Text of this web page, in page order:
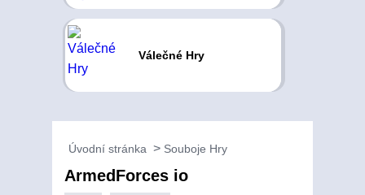
Válečné Hry
Úvodní stránka Souboje Hry
ArmedForces io